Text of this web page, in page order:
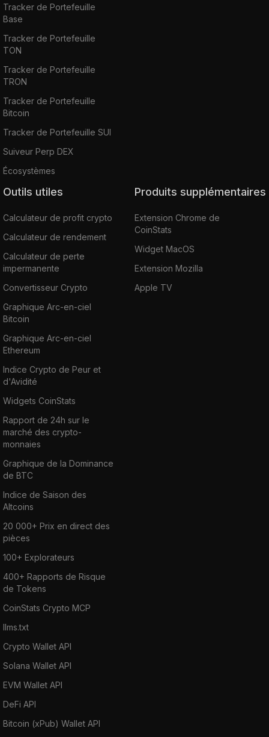
Tracker de Portefeuille
Base
Tracker de Portefeuille
TON
Tracker de Portefeuille
TRON
Tracker de Portefeuille
Bitcoin
Tracker de Portefeuille SUI
Suiveur Perp DEX
Écosystèmes
Outils utiles
Calculateur de profit crypto
Calculateur de rendement
Calculateur de perte
impermanente
Convertisseur Crypto
Graphique Arc-en-ciel
Bitcoin
Graphique Arc-en-ciel
Ethereum
Indice Crypto de Peur et
d'Avidité
Widgets CoinStats
Rapport de 24h sur le
marché des crypto-
monnaies
Graphique de la Dominance
de BTC
Indice de Saison des
Altcoins
20 000+ Prix en direct des
pièces
100+ Explorateurs
400+ Rapports de Risque
de Tokens
CoinStats Crypto MCP
llms.txt
Crypto Wallet API
Solana Wallet API
EVM Wallet API
DeFi API
Bitcoin (xPub) Wallet API
Produits supplémentaires
Extension Chrome de
CoinStats
Widget MacOS
Extension Mozilla
Apple TV